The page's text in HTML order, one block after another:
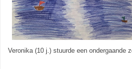
Veronika (10 j.) stuurde een ondergaande